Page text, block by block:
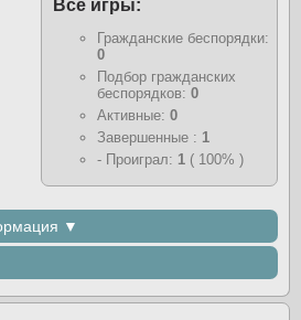
Все игры:
Гражданские беспорядки:
0
Подбор гражданских
беспорядков: 0
Активные: 0
Завершенные : 1
- Проиграл: 1 ( 100% )
▼